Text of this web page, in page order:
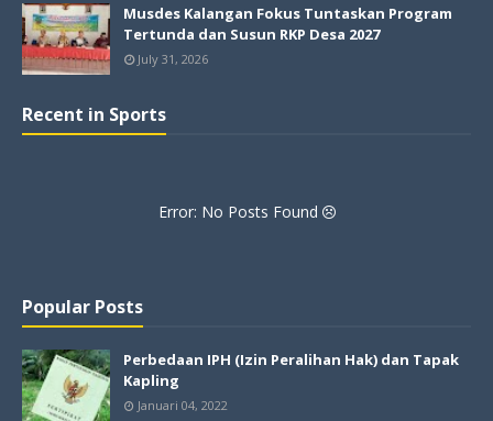
Musdes Kalangan Fokus Tuntaskan Program
Tertunda dan Susun RKP Desa 2027
July 31, 2026
Recent in Sports
Error: No Posts Found
Popular Posts
Perbedaan IPH (Izin Peralihan Hak) dan Tapak
Kapling
Januari 04, 2022